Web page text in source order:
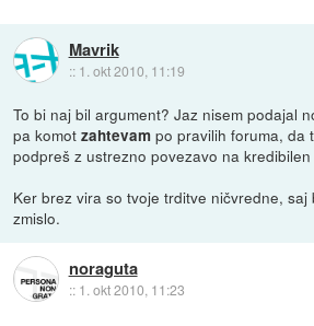
Mavrik
:: 1. okt 2010, 11:19
To bi naj bil argument? Jaz nisem podajal
pa komotzahtevam po pravilih foruma, da
podpreš z ustrezno povezavo na kredibilen
Ker brez vira so tvoje trditve ničvredne, saj
zmislo.
noraguta
:: 1. okt 2010, 11:23